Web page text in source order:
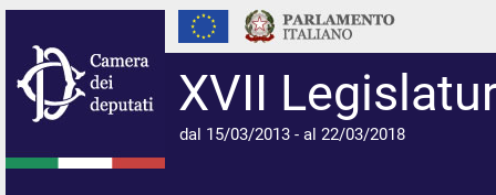
XVII
dal 15/03/2013 - al 22/03/2018